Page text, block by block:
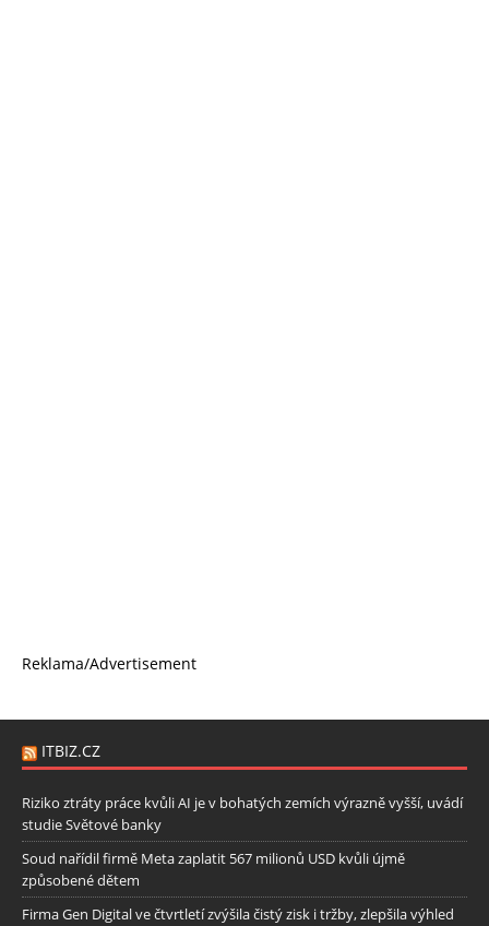
Reklama/Advertisement
ITBIZ.CZ
Riziko ztráty práce kvůli AI je v bohatých zemích výrazně vyšší, uvádí
studie Světové banky
Soud nařídil firmě Meta zaplatit 567 milionů USD kvůli újmě
způsobené dětem
Firma Gen Digital ve čtvrtletí zvýšila čistý zisk i tržby, zlepšila výhled